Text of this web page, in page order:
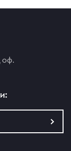
оф.